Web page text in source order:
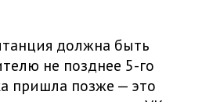
должна быть
не позднее 5-го
пришла позже — это